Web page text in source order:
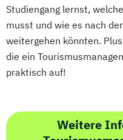
Studiengang lernst,
musst und wie es nach
weitergehen könnten.
die ein
praktisch auf!
Weitere